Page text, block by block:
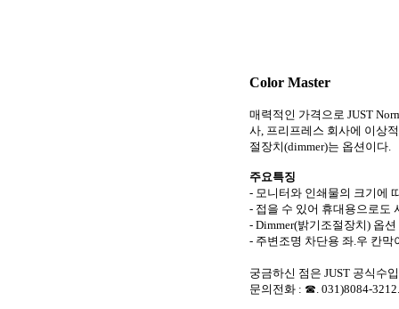
Color Master
매력적인 가격으로 JUST
사, 프리프레스 회사에 이상
절장치(dimmer)는 옵션이다.
주요특징
- 모니터와 인쇄물의 크기에
- 접을 수 있어 휴대용으로도
- Dimmer(밝기조절장치) 옵션
- 주변조명 차단용 좌.우 칸막
궁금하신 점은 JUST 공식수
문의전화 : ☎. 031)8084-